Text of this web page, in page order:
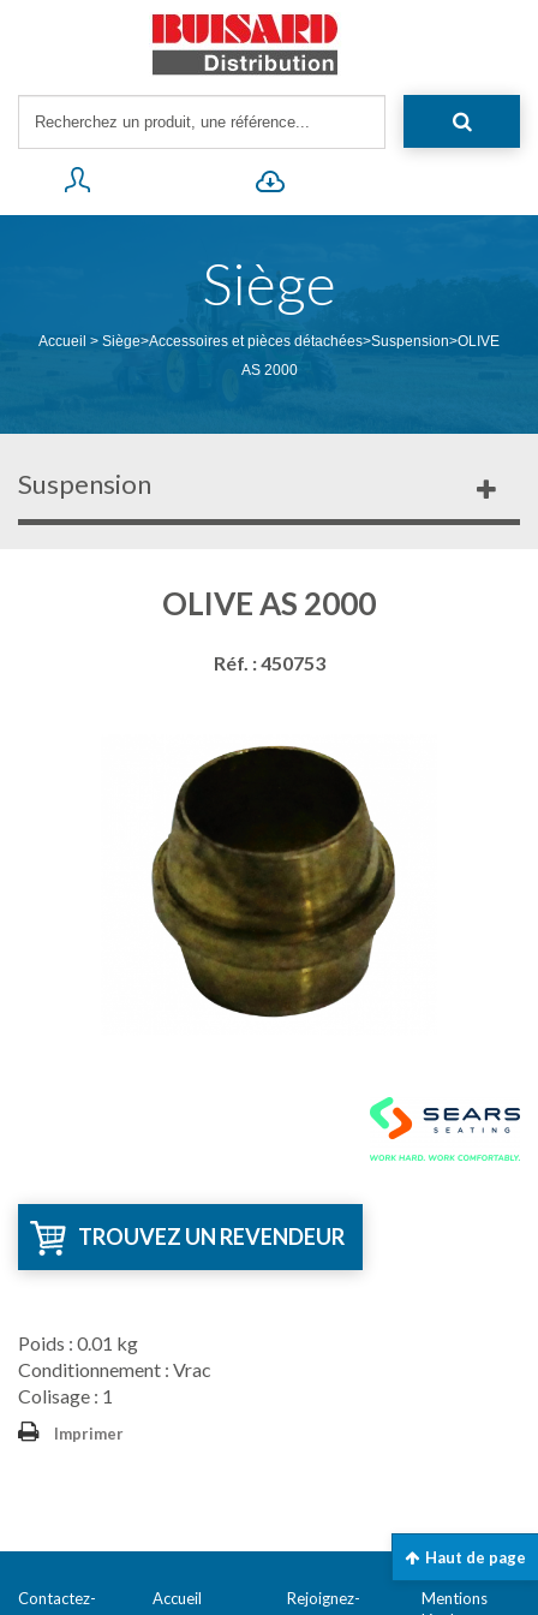
Siège
Accueil > Siège>Accessoires et pièces détachées>Suspension>OLIVE
AS 2000
Suspension
OLIVE AS 2000
Réf. : 450753
TROUVEZ UN REVENDEUR
Poids : 0.01 kg
Conditionnement : Vrac
Colisage : 1
Imprimer
Contactez-
Accueil
Rejoignez-
Mentions
Haut de page